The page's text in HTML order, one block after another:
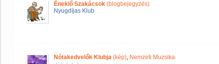
Éneklő Szakácsok (blogbejegyzés)
Nyugdíjas Klub
Nótakedvelők Klubja (kép), Nemzeti Muzsika